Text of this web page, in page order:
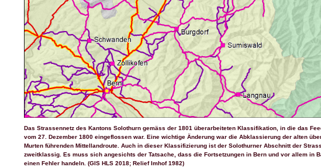
Das Strassennetz des Kantons Solothurn gemäss der 1801 überarbeiteten Klassifikation, in die das
vom 27. Dezember 1800 eingeflossen war. Eine wichtige Änderung war die Abklassierung der alten
Murten führenden Mittellandroute. Auch in dieser Klassifizierung ist der Solothurner Abschnitt der
zweitklassig. Es muss sich angesichts der Tatsache, dass die Fortsetzungen in Bern und vor allem in
einen Fehler handeln. (GIS HLS 2018; Relief Imhof 1982)